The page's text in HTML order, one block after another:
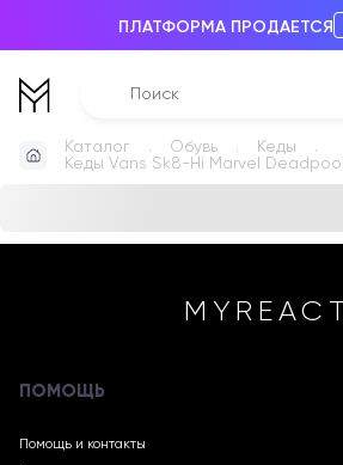
ПЛАТФОРМА ПРОДАЕТСЯ
Каталог Обувь
Кеды
Кеды Vans Sk8-Hi Marvel Deadpool
MYREACT
ПОМОЩЬ
Помощь и контакты